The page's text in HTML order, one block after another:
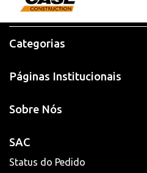
Categorias
Páginas Institucionais
Sobre Nós
SAC
Status do Pedido